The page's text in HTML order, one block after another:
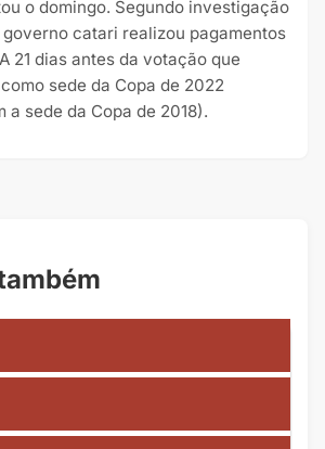
o domingo. Segundo investigação
governo catari realizou pagamentos
21 dias antes da votação que
sede da Copa de 2022
a sede da Copa de 2018).